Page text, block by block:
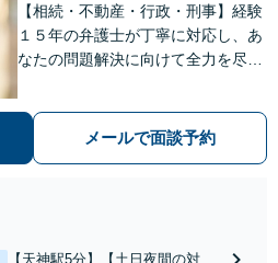
【相続・不動産・行政・刑事】経験
１５年の弁護士が丁寧に対応し、あ
なたの問題解決に向けて全力を尽く
メールで面談予約
【天神駅5分】【土日夜間の対応